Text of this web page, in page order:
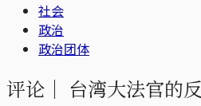
社会
政治
政治团体
评论｜ 台湾大法官的